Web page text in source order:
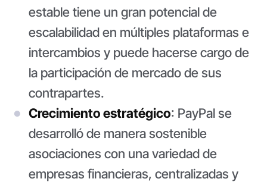
estable tiene un gran potencial de
escalabilidad en múltiples plataformas e
intercambios y puede hacerse cargo de
la participación de mercado de sus
contrapartes.
Crecimiento estratégico: PayPal se
desarrolló de manera sostenible
asociaciones con una variedad de
empresas financieras, centralizadas y